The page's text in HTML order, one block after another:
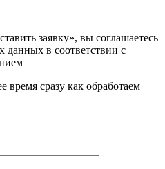
заявку», вы соглашаетесь
данных в соответствии с
сразу как обработаем